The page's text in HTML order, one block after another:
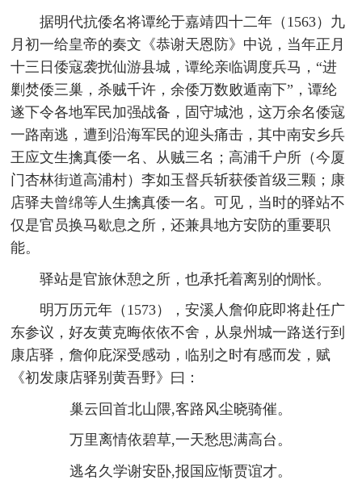
据明代抗倭名将谭纶于嘉靖四十二年（1563）九
月初一给皇帝的奏文《恭谢天恩防》中说，当年正月
十三日倭寇袭扰仙游县城，谭纶亲临调度兵马，“进
剿焚倭三巢，杀贼千许，余倭万数败遁南下”，谭纶
遂下令各地军民加强战备，固守城池，这万余名倭寇
一路南逃，遭到沿海军民的迎头痛击，其中南安乡兵
王应文生擒真倭一名、从贼三名；高浦千户所（今厦
门杏林街道高浦村）李如玉督兵斩获倭首级三颗；康
店驿夫曾绵等人生擒真倭一名。可见，当时的驿站不
仅是官员换马歇息之所，还兼具地方安防的重要职
能。
驿站是官旅休憩之所，也承托着离别的惆怅。
明万历元年（1573），安溪人詹仰庇即将赴任广
东参议，好友黄克晦依依不舍，从泉州城一路送行到
康店驿，詹仰庇深受感动，临别之时有感而发，赋
《初发康店驿别黄吾野》曰：
巢云回首北山隈,客路风尘晓骑催。
万里离情依碧草,一天愁思满高台。
逃名久学谢安卧,报国应惭贾谊才。